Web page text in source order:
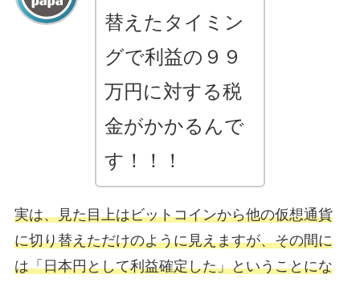
替えたタイミン
グで利益の９９
万円に対する税
金がかかるんで
す！！！
実は、見た目上はビットコインから他の仮想通貨
に切り替えただけのように見えますが、その間に
は「日本円として利益確定した」ということにな